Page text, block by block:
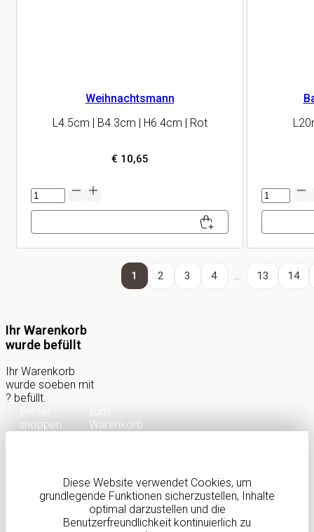
Weihnachtsmann
L4.5cm | B4.3cm | H6.4cm | Rot
€ 10,65
Weihnachtsmann
Menge
Band
Menge
1 2 3 4 … 13 14
Ihr Warenkorb
wurde befüllt
Ihr Warenkorb
wurde soeben mit
? befüllt.
shoppen
Warenkorb
Diese Website verwendet Cookies, um
grundlegende Funktionen sicherzustellen, Inhalte
optimal darzustellen und die
Benutzerfreundlichkeit kontinuierlich zu